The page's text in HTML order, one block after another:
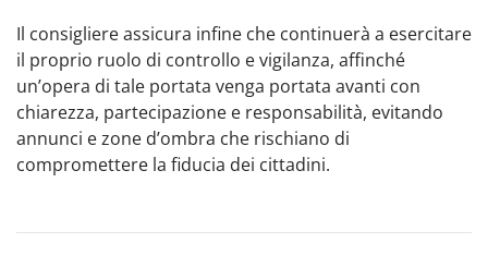
Il consigliere assicura infine che continuerà a esercitare
il proprio ruolo di controllo e vigilanza, affinché
un’opera di tale portata venga portata avanti con
chiarezza, partecipazione e responsabilità, evitando
annunci e zone d’ombra che rischiano di
compromettere la fiducia dei cittadini.